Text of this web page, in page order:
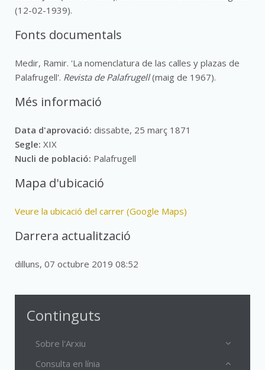
(12-02-1939).
Fonts documentals
Medir, Ramir. 'La nomenclatura de las calles y plazas de
Palafrugell'. Revista de Palafrugell(maig de 1967).
Més informació
Data d'aprovació: dissabte, 25 març 1871
Segle: XIX
Nucli de població: Palafrugell
Mapa d'ubicació
Veure la ubicació del carrer (Google Maps)
Darrera actualització
dilluns, 07 octubre 2019 08:52
Continguts
Sobre l'Arxiu
Consulta en línia